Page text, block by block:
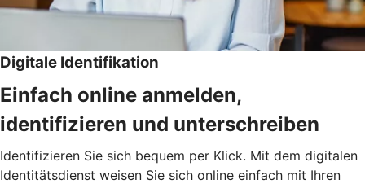
Digitale Identifikation
Einfach online anmelden,
identifizieren und unterschreiben
Identifizieren Sie sich bequem per Klick. Mit dem digitalen
Identitätsdienst weisen Sie sich online einfach mit Ihren